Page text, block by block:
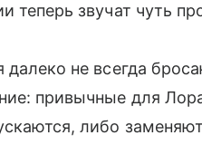
теперь звучат чуть
далеко не всегда
привычные для
либо